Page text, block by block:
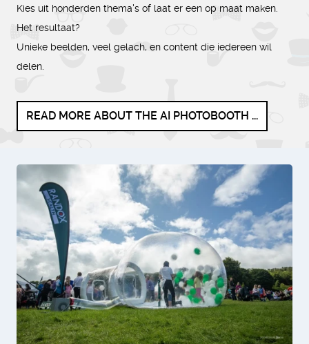
Kies uit honderden thema's of laat er een op maat maken.
Het resultaat?
Unieke beelden, veel gelach, en content die iedereen wil
delen.
READ MORE ABOUT THE AI PHOTOBOOTH ...